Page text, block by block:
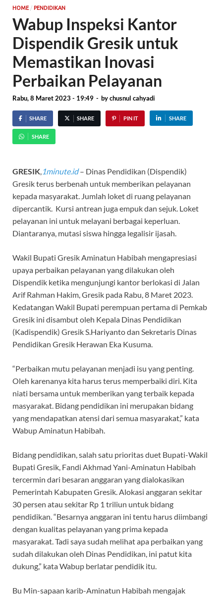
HOME / PENDIDIKAN
Wabup Inspeksi Kantor
Dispendik Gresik untuk
Memastikan Inovasi
Perbaikan Pelayanan
Rabu, 8 Maret 2023 - 19:49 - bychusnul cahyadi
SHARE SHARE PIN IT SHARE
SHARE
GRESIK, 1minute.id– Dinas Pendidikan (Dispendik)
Gresik terus berbenah untuk memberikan pelayanan
kepada masyarakat. Jumlah loket di ruang pelayanan
dipercantik. Kursi antrean juga empuk dan sejuk. Loket
pelayanan ini untuk melayani berbagai keperluan.
Diantaranya, mutasi siswa hingga legalisir ijasah.
Wakil Bupati Gresik Aminatun Habibah mengapresiasi
upaya perbaikan pelayanan yang dilakukan oleh
Dispendik ketika mengunjungi kantor berlokasi di Jalan
Arif Rahman Hakim, Gresik pada Rabu, 8 Maret 2023.
Kedatangan Wakil Bupati perempuan pertama di Pemkab
Gresik ini disambut oleh Kepala Dinas Pendidikan
(Kadispendik) Gresik S.Hariyanto dan Sekretaris Dinas
Pendidikan Gresik Herawan Eka Kusuma.
“Perbaikan mutu pelayanan menjadi isu yang penting.
Oleh karenanya kita harus terus memperbaiki diri. Kita
niati bersama untuk memberikan yang terbaik kepada
masyarakat. Bidang pendidikan ini merupakan bidang
yang mendapatkan atensi dari semua masyarakat,” kata
Wabup Aminatun Habibah.
Bidang pendidikan, salah satu prioritas duet Bupati-Wakil
Bupati Gresik, Fandi Akhmad Yani-Aminatun Habibah
tercermin dari besaran anggaran yang dialokasikan
Pemerintah Kabupaten Gresik. Alokasi anggaran sekitar
30 persen atau sekitar Rp 1 triliun untuk bidang
pendidikan. “Besarnya anggaran ini tentu harus diimbangi
dengan kualitas pelayanan yang prima kepada
masyarakat. Tadi saya sudah melihat apa perbaikan yang
sudah dilakukan oleh Dinas Pendidikan, ini patut kita
dukung,” kata Wabup berlatar pendidik itu.
Bu Min-sapaan karib-Aminatun Habibah mengajak